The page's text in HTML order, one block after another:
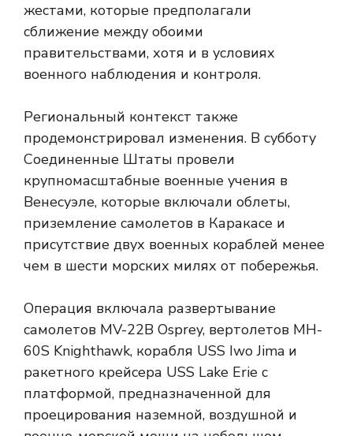
жестами, которые предполагали
сближение между обоими
правительствами, хотя и в условиях
военного наблюдения и контроля.
Региональный контекст также
продемонстрировал изменения. В субботу
Соединенные Штаты провели
крупномасштабные военные учения в
Венесуэле, которые включали облеты,
приземление самолетов в Каракасе и
присутствие двух военных кораблей менее
чем в шести морских милях от побережья.
Операция включала развертывание
самолетов MV-22B Osprey, вертолетов MH-
60S Knighthawk, корабля USS Iwo Jima и
ракетного крейсера USS Lake Erie с
платформой, предназначенной для
проецирования наземной, воздушной и